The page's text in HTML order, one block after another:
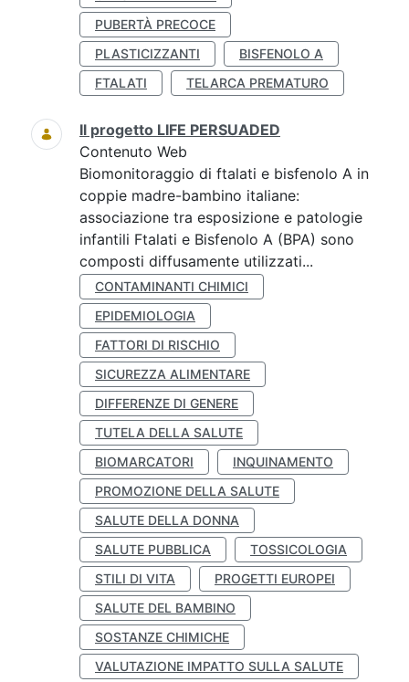
PUBERTÀ PRECOCE
PLASTICIZZANTI
BISFENOLO A
FTALATI
TELARCA PREMATURO
Il progetto LIFE PERSUADED
Contenuto Web
Biomonitoraggio di ftalati e bisfenolo A in
coppie madre-bambino italiane:
associazione tra esposizione e patologie
infantili Ftalati e Bisfenolo A (BPA) sono
composti diffusamente utilizzati...
CONTAMINANTI CHIMICI
EPIDEMIOLOGIA
FATTORI DI RISCHIO
SICUREZZA ALIMENTARE
DIFFERENZE DI GENERE
TUTELA DELLA SALUTE
BIOMARCATORI
INQUINAMENTO
PROMOZIONE DELLA SALUTE
SALUTE DELLA DONNA
SALUTE PUBBLICA
TOSSICOLOGIA
STILI DI VITA
PROGETTI EUROPEI
SALUTE DEL BAMBINO
SOSTANZE CHIMICHE
VALUTAZIONE IMPATTO SULLA SALUTE